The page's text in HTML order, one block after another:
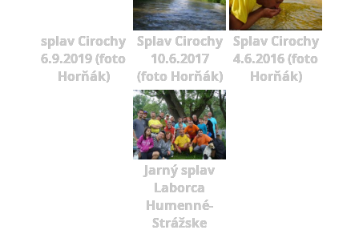
splav Cirochy
6.9.2019 (foto
Horňák)
Splav Cirochy
10.6.2017
(foto Horňák)
Splav Cirochy
4.6.2016 (foto
Horňák)
Jarný splav
Laborca
Humenné-
Strážske